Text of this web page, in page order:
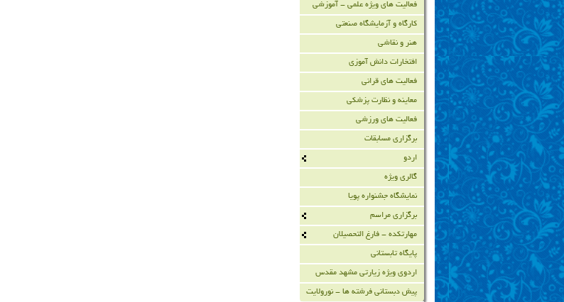
فعالیت های ویژه علمی - آموزشی
کارگاه و آزمایشگاه صنعتی
هنر و نقاشی
افتخارات دانش آموزی
فعالیت های قرانی
معاینه و نظارت پزشکی
فعالیت های ورزشی
برگزاری مسابقات
اردو
گالری ویژه
نمایشگاه جشنواره پویا
برگزاری مراسم
مهارتکده - فارغ التحصیلان
پایگاه تابستانی
اردوی ویژه زیارتی مشهد مقدس
پیش دبستانی فرشته ها - نورولایت